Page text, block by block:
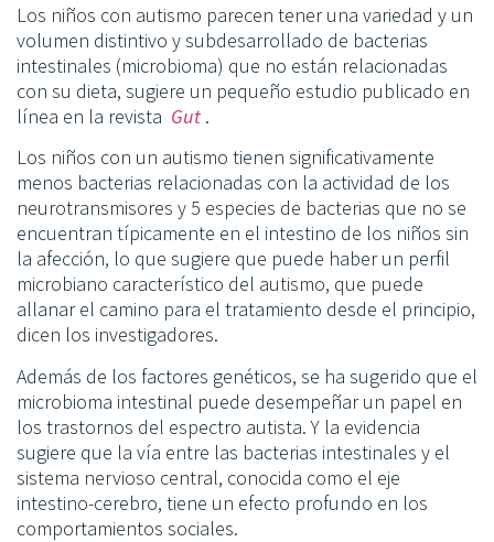
Los niños con autismo parecen tener una variedad y un
volumen distintivo y subdesarrollado de bacterias
intestinales (microbioma) que no están relacionadas
con su dieta, sugiere un pequeño estudio publicado en
línea en la revista Gut .
Los niños con un autismo tienen significativamente
menos bacterias relacionadas con la actividad de los
neurotransmisores y 5 especies de bacterias que no se
encuentran típicamente en el intestino de los niños sin
la afección, lo que sugiere que puede haber un perfil
microbiano característico del autismo, que puede
allanar el camino para el tratamiento desde el principio,
dicen los investigadores.
Además de los factores genéticos, se ha sugerido que el
microbioma intestinal puede desempeñar un papel en
los trastornos del espectro autista. Y la evidencia
sugiere que la vía entre las bacterias intestinales y el
sistema nervioso central, conocida como el eje
intestino-cerebro, tiene un efecto profundo en los
comportamientos sociales.